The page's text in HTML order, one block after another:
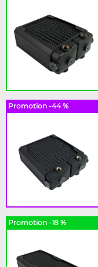
Promotion -44 %
Promotion -18 %